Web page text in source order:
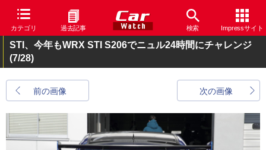
カテゴリ 過去記事 検索 Impressサイト
STI、今年もWRX STI S206でニュル24時間にチャレンジ
(7/28)
前の画像 次の画像